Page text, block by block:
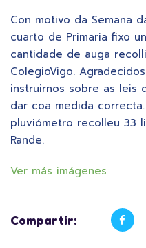
Con motivo da Semana
cuarto de Primaria fixo
cantidade de auga
ColegioVigo.
instruirnos sobre as leis
dar coa medida
pluviómetro recolleu 33
Rande.
Ver más imágenes
Compartir: